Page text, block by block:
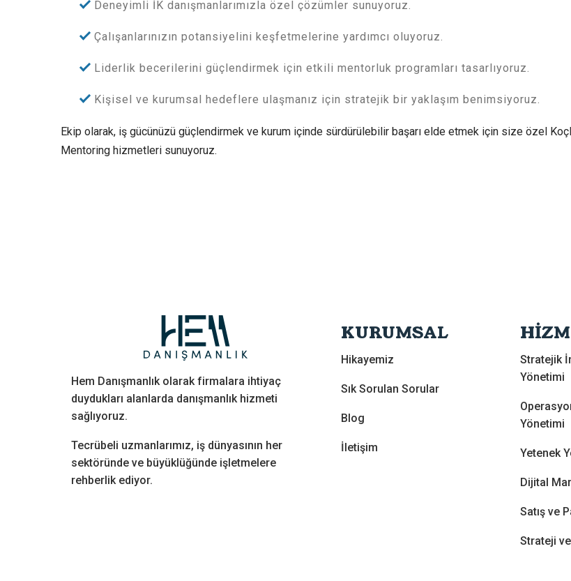
Deneyimli İK danışmanlarımızla özel çözümler sunuyoruz.
Çalışanlarınızın potansiyelini keşfetmelerine yardımcı oluyoruz.
Liderlik becerilerini güçlendirmek için etkili mentorluk programları tasarlıyoruz.
Kişisel ve kurumsal hedeflere ulaşmanız için stratejik bir yaklaşım benimsiyoruz.
Ekip olarak, iş gücünüzü güçlendirmek ve kurum içinde sürdürülebilir başarı elde etmek için size özel
Mentoring hizmetleri sunuyoruz.
Hem Danışmanlık olarak firmalara ihtiyaç
duydukları alanlarda danışmanlık hizmeti
sağlıyoruz.
Tecrübeli uzmanlarımız, iş dünyasının her
sektöründe ve büyüklüğünde işletmelere
rehberlik ediyor.
KURUMSAL
Hikayemiz
Sık Sorulan Sorular
Blog
İletişim
Stratejik
Yönetimi
Yönetimi
Yetenek
Dijital
Satış ve
Strateji